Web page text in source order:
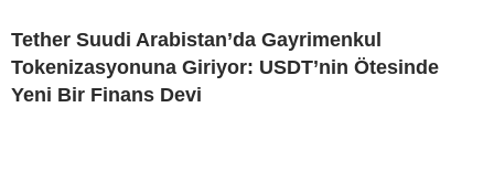
Tether Suudi Arabistan’da Gayrimenkul
Tokenizasyonuna Giriyor: USDT’nin Ötesinde
Yeni Bir Finans Devi